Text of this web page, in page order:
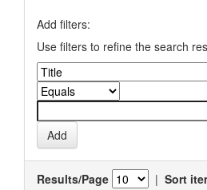
Add filters:
Use filters to refine the search
Results/Page | Sort